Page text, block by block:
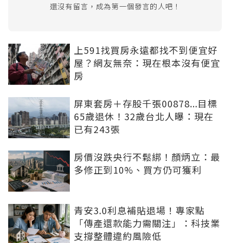
還沒有留言，成為第一個發言的人吧！
上591找買房永遠都找不到便宜好
屋？網友無奈：現在根本沒有便宜
房
屏東套房＋存股千張00878...目標
65歲退休！32歲台北人曝：現在
已有243張
房價沒跌央行不鬆綁！顏炳立：最
多修正到10%、買方仍可獲利
青安3.0利息補貼退場！專家點
「傳產還款能力需關注」：科技業
支撐整體違約風險低